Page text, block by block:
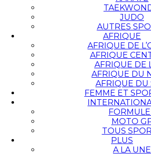
JUDO
AUTRES
AFRIQUE
AFRIQUE DE
AFRIQUE
AFRIQUE DE
AFRIQUE DU
AFRIQUE DU
FEMME ET
FORMULE
MOTO
TOUS
PLUS
A LA UNE